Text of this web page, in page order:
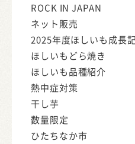
ROCK IN JAPAN
ネット販売
2025年度ほしいも成長
ほしいもどら焼き
ほしいも品種紹介
熱中症対策
干し芋
数量限定
ひたちなか市